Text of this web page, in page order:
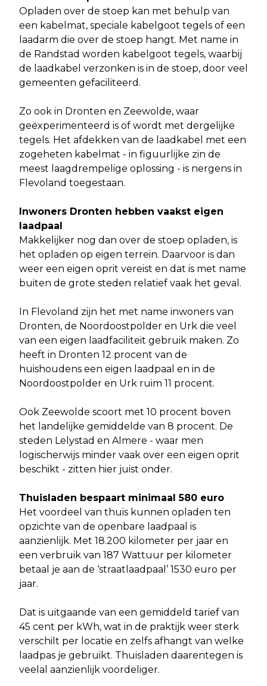
Opladen over de stoep kan met behulp van
een kabelmat, speciale kabelgoot tegels of een
laadarm die over de stoep hangt. Met name in
de Randstad worden kabelgoot tegels, waarbij
de laadkabel verzonken is in de stoep, door veel
gemeenten gefaciliteerd.
Zo ook in Dronten en Zeewolde, waar
geëxperimenteerd is of wordt met dergelijke
tegels. Het afdekken van de laadkabel met een
zogeheten kabelmat - in figuurlijke zin de
meest laagdrempelige oplossing - is nergens in
Flevoland toegestaan.
Inwoners Dronten hebben vaakst eigen
laadpaal
Makkelijker nog dan over de stoep opladen, is
het opladen op eigen terrein. Daarvoor is dan
weer een eigen oprit vereist en dat is met name
buiten de grote steden relatief vaak het geval.
In Flevoland zijn het met name inwoners van
Dronten, de Noordoostpolder en Urk die veel
van een eigen laadfaciliteit gebruik maken. Zo
heeft in Dronten 12 procent van de
huishoudens een eigen laadpaal en in de
Noordoostpolder en Urk ruim 11 procent.
Ook Zeewolde scoort met 10 procent boven
het landelijke gemiddelde van 8 procent. De
steden Lelystad en Almere - waar men
logischerwijs minder vaak over een eigen oprit
beschikt - zitten hier juist onder.
Thuisladen bespaart minimaal 580 euro
Het voordeel van thuis kunnen opladen ten
opzichte van de openbare laadpaal is
aanzienlijk. Met 18.200 kilometer per jaar en
een verbruik van 187 Wattuur per kilometer
betaal je aan de ‘straatlaadpaal’ 1530 euro per
jaar.
Dat is uitgaande van een gemiddeld tarief van
45 cent per kWh, wat in de praktijk weer sterk
verschilt per locatie en zelfs afhangt van welke
laadpas je gebruikt. Thuisladen daarentegen is
veelal aanzienlijk voordeliger.